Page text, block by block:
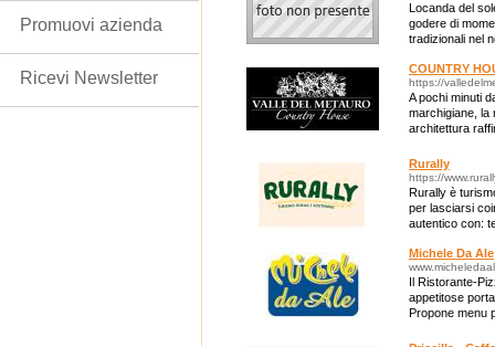
Locanda del
godere di
tradizionali nel
COUNTRY
https://
A pochi minuti
marchigiane, la
architettura
Rurally
https://
Rurally è
per lasciarsi
autentico con:
Michele Da Ale
Il Ristorante-
appetitose
Propone menu
Promuovi azienda
Ricevi Newsletter